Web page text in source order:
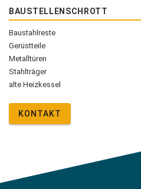
BAUSTELLENSCHROTT
Baustahlreste
Gerüstteile
Metalltüren
Stahlträger
alte Heizkessel
KONTAKT